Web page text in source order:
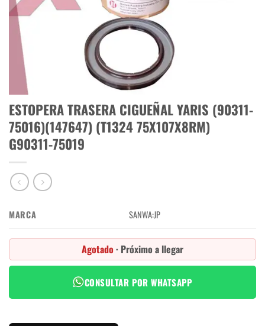
ESTOPERA TRASERA CIGUEÑAL YARIS (90311-
75016)(147647) (T1324 75X107X8RM)
G90311-75019
MARCA SANWA:JP
Agotado · Próximo a llegar
CONSULTAR POR WHATSAPP